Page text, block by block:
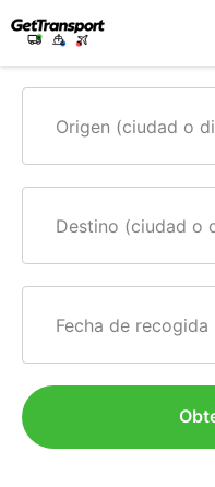
Origen (ciudad o
Destino (ciudad o
Fecha de recogida